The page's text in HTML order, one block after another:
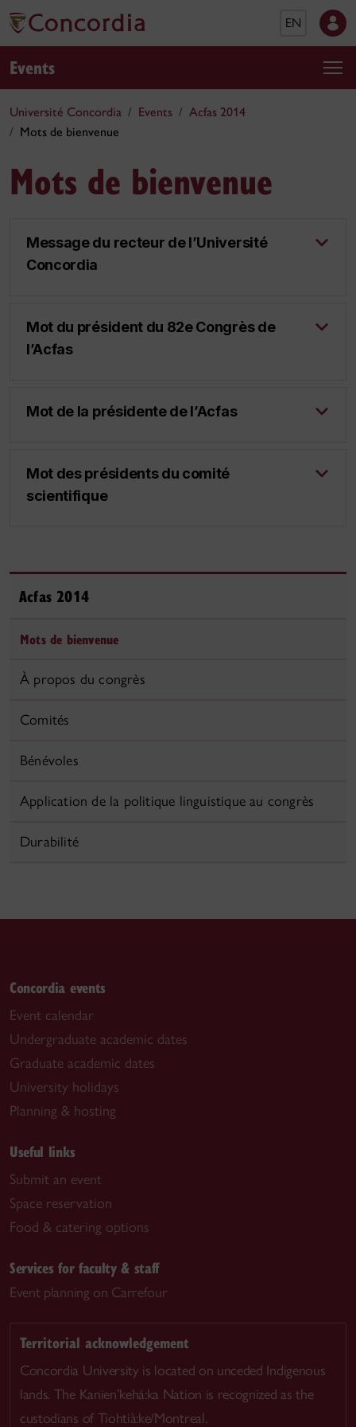
EN
Events
Université Concordia Events
Acfas 2014
Mots de bienvenue
Mots de bienvenue
Message du recteur de l’Université
Concordia
Mot du président du 82e Congrès de
l’Acfas
Mot de la présidente de l’Acfas
Mot des présidents du comité
scientifique
Acfas 2014
Mots de bienvenue
À propos du congrès
Comités
Bénévoles
Application de la politique linguistique au congrès
Durabilité
Concordia events
Event calendar
Undergraduate academic dates
Graduate academic dates
University holidays
Planning & hosting
Useful links
Submit an event
Space reservation
Food & catering options
Services for faculty & staff
Event planning on Carrefour
Territorial acknowledgement
Concordia University is located on unceded Indigenous
lands. The Kanien’kehá:ka Nation is recognized as the
custodians of Tiohtià:ke/Montreal.